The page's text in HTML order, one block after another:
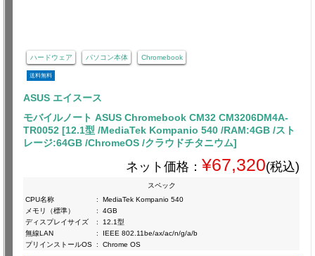
ハードウェア パソコン本体 Chromebook
送料無料
ASUS エイスース
モバイルノート ASUS Chromebook CM32 CM3206DM4A-
TR0052 [12.1型 /MediaTek Kompanio 540 /RAM:4GB /スト
レージ:64GB /ChromeOS /クラウドチタニウム]
ネット価格： ¥67,320(税込)
スペック
CPU名称
:
MediaTek Kompanio 540
メモリ（標準）
:
4GB
ディスプレイサイズ
:
12.1型
無線LAN
:
IEEE 802.11be/ax/ac/n/g/a/b
プリインストールOS : Chrome OS